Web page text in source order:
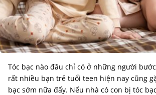
Tóc bạc nào đâu chỉ có ở những người
rất nhiều bạn trẻ tuổi teen hiện nay cũng
bạc sớm nữa đấy. Nếu nhà có con bị tóc